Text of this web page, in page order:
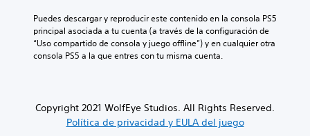
Puedes descargar y reproducir este contenido en la consola PS5
principal asociada a tu cuenta (a través de la configuración de
“Uso compartido de consola y juego offline”) y en cualquier otra
consola PS5 a la que entres con tu misma cuenta.
Copyright 2021 WolfEye Studios. All Rights Reserved.
Política de privacidad y EULA del juego